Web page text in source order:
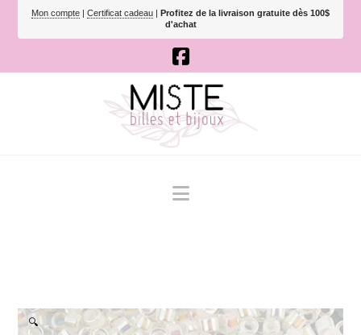
Mon compte | Certificat cadeau | Profitez de la livraison gratuite dès 100$
d'achat
Navigation
🔍